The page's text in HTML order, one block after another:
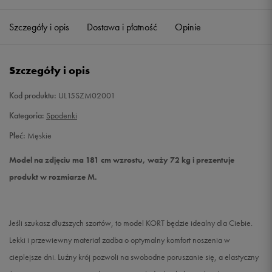
L Powiadom o dostępności
XXL
Szczegóły i opis Dostawa i płatność Opinie
Szczegóły i opis
Kod produktu: UL15SZM02001
Kategoria: Spodenki
Płeć: Męskie
Model na zdjęciu ma 181 cm wzrostu, waży 72 kg i prezentuje
produkt w rozmiarze M.
Jeśli szukasz dłuższych szortów, to model KORT będzie idealny dla Ciebie.
Lekki i przewiewny materiał zadba o optymalny komfort noszenia w
cieplejsze dni. Luźny krój pozwoli na swobodne poruszanie się, a elastyczny